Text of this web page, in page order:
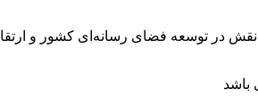
نقش در توسعه فضای رسانه‌ای کشور و
باشد